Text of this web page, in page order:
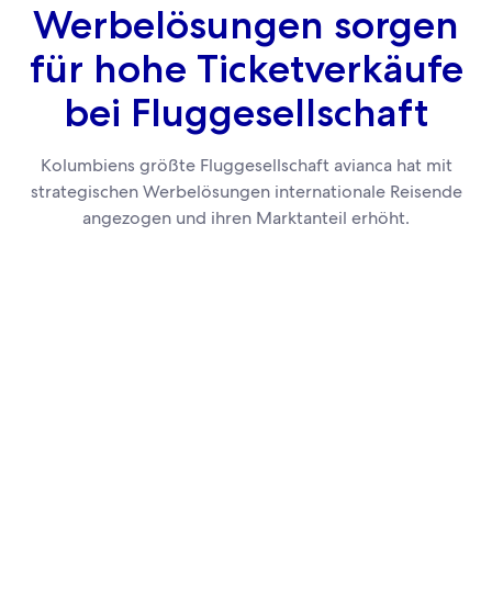
Werbelösungen sorgen
für hohe Ticketverkäufe
bei Fluggesellschaft
Kolumbiens größte Fluggesellschaft avianca hat mit
strategischen Werbelösungen internationale Reisende
angezogen und ihren Marktanteil erhöht.